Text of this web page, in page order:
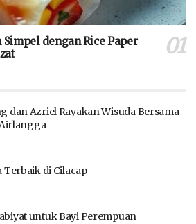
dengan Rice Paper
dan Azriel Rayakan Wisuda Bersama
Terbaik di Cilacap
untuk Bayi Perempuan